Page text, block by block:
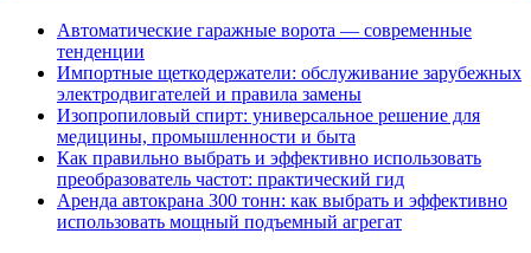
Автоматические гаражные ворота — современные
тенденции
Импортные щеткодержатели: обслуживание зарубежных
электродвигателей и правила замены
Изопропиловый спирт: универсальное решение для
медицины, промышленности и быта
Как правильно выбрать и эффективно использовать
преобразователь частот: практический гид
Аренда автокрана 300 тонн: как выбрать и эффективно
использовать мощный подъемный агрегат